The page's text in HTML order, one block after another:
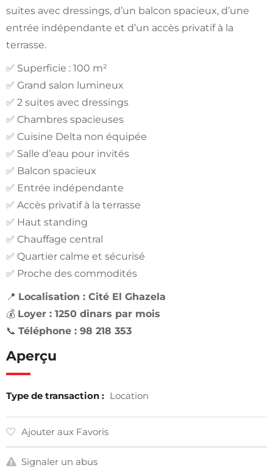
suites avec dressings, d’un balcon spacieux, d’une
entrée indépendante et d’un accès privatif à la
terrasse.
✅ Superficie : 100 m²
✅ Grand salon lumineux
✅ 2 suites avec dressings
✅ Chambres spacieuses
✅ Cuisine Delta non équipée
✅ Salle d’eau pour invités
✅ Balcon spacieux
✅ Entrée indépendante
✅ Accès privatif à la terrasse
✅ Haut standing
✅ Chauffage central
✅ Quartier calme et sécurisé
✅ Proche des commodités
📍 Localisation : Cité El Ghazela
💰 Loyer : 1250 dinars par mois
📞 Téléphone : 98 218 353
Aperçu
Type de transaction : Location
Ajouter aux Favoris
Signaler un abus